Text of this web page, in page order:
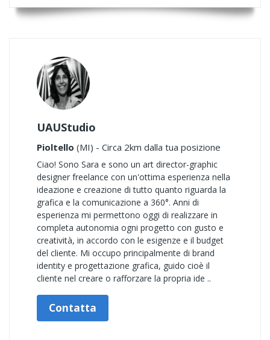
UAUStudio
Pioltello (MI) - Circa 2km dalla tua posizione
Ciao! Sono Sara e sono un art director-graphic
designer freelance con un'ottima esperienza nella
ideazione e creazione di tutto quanto riguarda la
grafica e la comunicazione a 360°. Anni di
esperienza mi permettono oggi di realizzare in
completa autonomia ogni progetto con gusto e
creatività, in accordo con le esigenze e il budget
del cliente. Mi occupo principalmente di brand
identity e progettazione grafica, guido cioè il
cliente nel creare o rafforzare la propria ide ..
Contatta